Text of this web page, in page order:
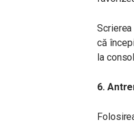
că
la
6.